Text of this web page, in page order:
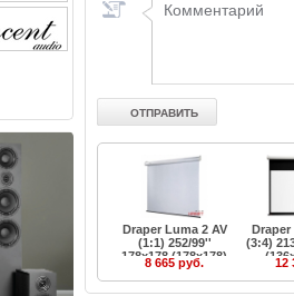
Draper Luma 2 AV
(1:1) 252/99''
178x178 (178x178)
MW
8 665 руб.
(3:4)
12